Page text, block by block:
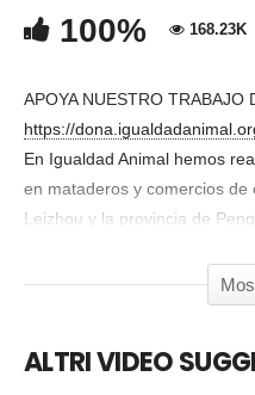
100% 168.23K
APOYA NUESTRO TRABAJO
https://
En Igualdad Animal hemos
en mataderos y comercios
Leizhou y la provincia de
producción y el consumo de
¡Ayúdanos a acabar con
ALTRI VIDEO